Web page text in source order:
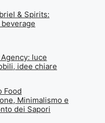
& Spirits:
luce
idee chiare
Food
Minimalismo e
dei Sapori